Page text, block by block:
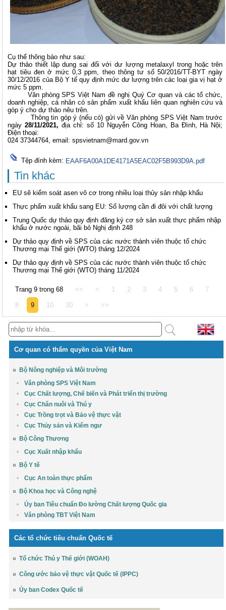
Cụ thể thông báo như sau:
Dự thảo thiết lập dung sai đối với dư lượng metalaxyl trong hoặc trên
hạt tiêu đen ở mức 0,3 ppm, theo thông tư số 50/2016/TT-BYT ngày
30/12/2016 của Bộ Y tế quy định mức dư lượng trên các loại gia vị hạt ở
mức 5 ppm.
Văn phòng SPS Việt Nam đề nghị Quý Cơ quan và các tổ chức,
doanh nghiệp, cá nhân có sản phẩm xuất khẩu liên quan nghiên cứu và
góp ý cho dự thảo nêu trên.
Thông tin góp ý (nếu có) gửi về Văn phòng SPS Việt Nam trước
ngày28/11/2021,địa chỉ: số 10 Nguyễn Công Hoan, Ba Đình, Hà Nội;
Điện thoại:
024 37344764, email:spsvietnam@mard.gov.vn
Tệp đính kèm: EAAF6A00A1DE4171A5EAC02F5B993D9A.pdf
Tin khác
EU sẽ kiểm soát asen vô cơ trong nhiều loại thủy sản nhập khẩu
Thực phẩm xuất khẩu sang EU: Số lượng cần đi đôi với chất lượng
Trung Quốc dự thảo quy định đăng ký cơ sở sản xuất thực phẩm nhập
khẩu ở nước ngoài, bãi bỏ Nghị định 248
Dự thảo quy định về SPS của các nước thành viên thuộc tổ chức
Thương mại Thế giới (WTO) tháng 12/2024
Dự thảo quy định về SPS của các nước thành viên thuộc tổ chức
Thương mại Thế giới (WTO) tháng 11/2024
Trang 9 trong 68 << < 1 2 3 4 5 6 7
8 9 10 30 > >>
Cơ quan có thẩm quyền của Việt Nam
Bộ Nông nghiệp và Môi trường
Văn phòng SPS Việt Nam
Cục Chất lượng, Chế biến và Phát triển thị trường
Cục Chăn nuôi và Thú y
Cục Trồng trọt và Bảo vệ thực vật
Cục Thủy sản và Kiểm ngư
Bộ Công Thương
Cục Xuất nhập khẩu
Bộ Y tế
Cục An toàn thực phẩm
Bộ Khoa học và Công nghệ
Ủy ban Tiêu chuẩn Đo lường Chất lượng Quốc gia
Văn phòng TBT Việt Nam
Các tổ chức tiêu chuẩn Quốc tế
Tổ chức Thú y Thế giới (WOAH)
Công ước bảo vệ thực vật Quốc tế (IPPC)
Ủy ban Codex Quốc tế